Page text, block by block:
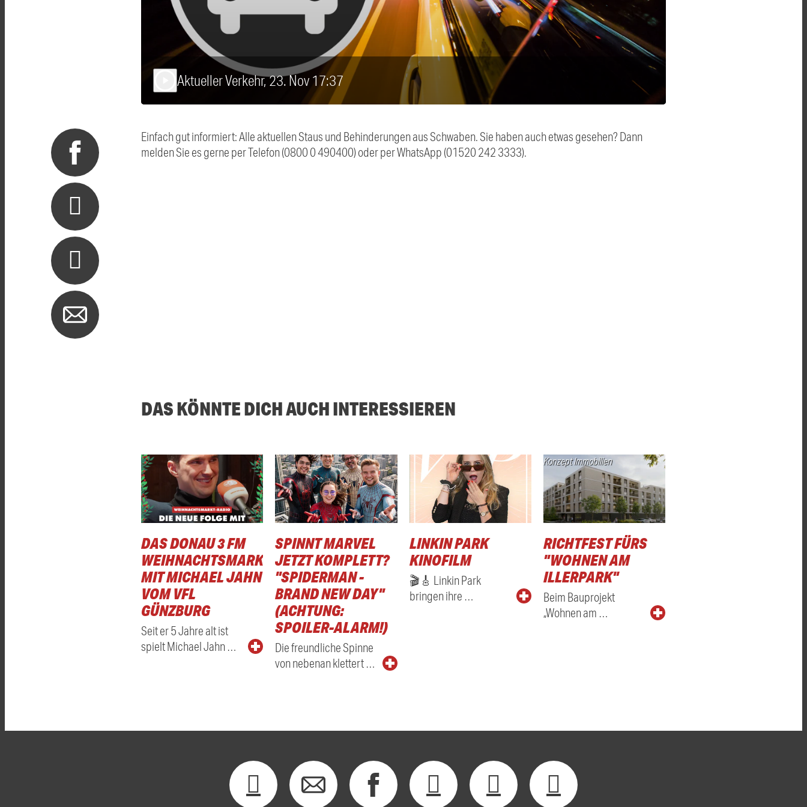
Aktueller Verkehr, 23. Nov 17:37
Einfach gut informiert: Alle aktuellen Staus und Behinderungen aus Schwaben. Sie haben auch etwas gesehen? Dann
melden Sie es gerne per Telefon (0800 0 490400) oder per WhatsApp (01520 242 3333).
DAS KÖNNTE DICH AUCH INTERESSIEREN
DAS DONAU 3 FM
WEIHNACHTSMARKTRADIO
MIT MICHAEL JAHN
VOM VFL
GÜNZBURG
Seit er 5 Jahre alt ist
spielt Michael Jahn …
SPINNT MARVEL
JETZT KOMPLETT?
"SPIDERMAN -
BRAND NEW DAY"
(ACHTUNG:
SPOILER-ALARM!)
Die freundliche Spinne
von nebenan klettert …
LINKIN PARK
KINOFILM
🎬🎸 Linkin Park
bringen ihre …
Konzept Immobilien
RICHTFEST FÜRS
"WOHNEN AM
ILLERPARK"
Beim Bauprojekt
„Wohnen am …